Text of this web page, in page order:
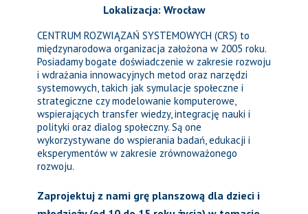
Lokalizacja: Wrocław
CENTRUM ROZWIĄZAŃ SYSTEMOWYCH (CRS) to
międzynarodowa organizacja założona w 2005 roku.
Posiadamy bogate doświadczenie w zakresie rozwoju
i wdrażania innowacyjnych metod oraz narzędzi
systemowych, takich jak symulacje społeczne i
strategiczne czy modelowanie komputerowe,
wspierających transfer wiedzy, integrację nauki i
polityki oraz dialog społeczny. Są one
wykorzystywane do wspierania badań, edukacji i
eksperymentów w zakresie zrównoważonego
rozwoju.
Zaprojektuj z nami grę planszową dla dzieci i